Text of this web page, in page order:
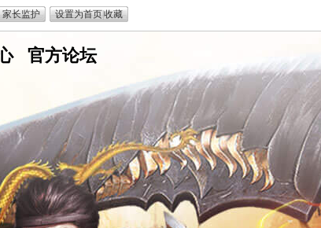
嘟
传
奇
官方论坛
家长监护 设置为首页|收藏